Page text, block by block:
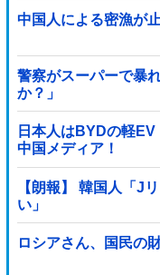
中国人による密漁が
警察がスーパーで暴
か？」
日本人はBYDの軽
中国メディア！
【朗報】 韓国人「J
い」
ロシアさん、国民の